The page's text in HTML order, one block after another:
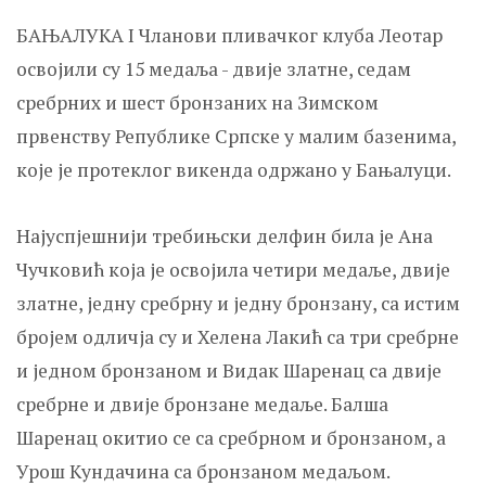
БАЊАЛУКА I Чланови пливачког клуба Леотар
освојили су 15 медаља - двије златне, седам
сребрних и шест бронзаних на Зимском
првенству Републике Српске у малим базенима,
које је протеклог викенда одржано у Бањалуци.
Најуспјешнији требињски делфин била је Ана
Чучковић која је освојила четири медаље, двије
златне, једну сребрну и једну бронзану, са истим
бројем одличја су и Хелена Лакић са три сребрне
и једном бронзаном и Видак Шаренац са двије
сребрне и двије бронзане медаље. Балша
Шаренац окитио се са сребрном и бронзаном, а
Урош Kундачина са бронзаном медаљом.